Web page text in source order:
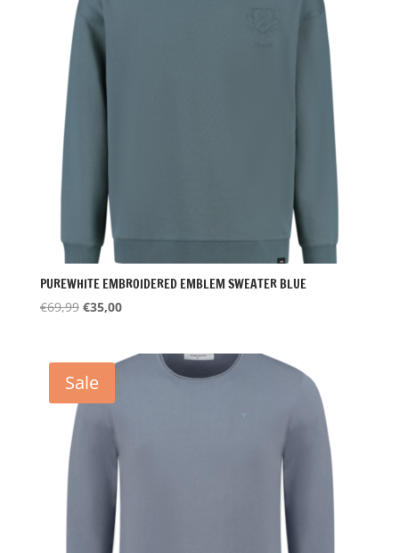
PUREWHITE EMBROIDERED EMBLEM SWEATER BLUE
€69,99 Oorspronkelijke
€69,99.
€35,00Huidige
€35,00.
Sale